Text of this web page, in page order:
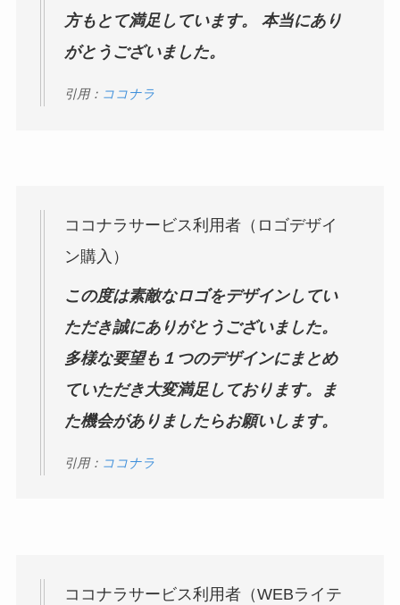
方もとて満足しています。 本当にあり
がとうございました。
引用： ココナラ
ココナラサービス利用者（ロゴデザイ
ン購入）
この度は素敵なロゴをデザインしてい
ただき誠にありがとうございました。
多様な要望も１つのデザインにまとめ
ていただき大変満足しております。ま
た機会がありましたらお願いします。
引用： ココナラ
ココナラサービス利用者（WEBライテ